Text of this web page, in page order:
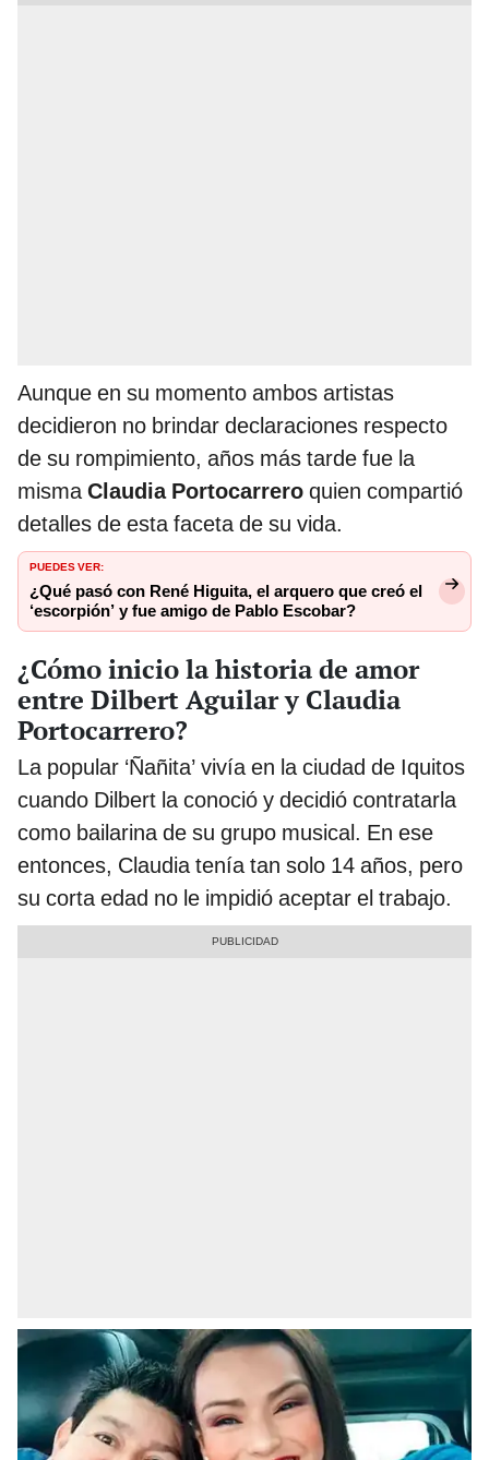
Aunque en su momento ambos artistas
decidieron no brindar declaraciones respecto
de su rompimiento, años más tarde fue la
mismaClaudia Portocarrero quien compartió
detalles de esta faceta de su vida.
PUEDES VER:
¿Qué pasó con René Higuita, el arquero que creó el
‘escorpión’ y fue amigo de Pablo Escobar?
¿Cómo inicio la historia de amor
entre Dilbert Aguilar y Claudia
Portocarrero?
La popular ‘Ñañita’ vivía en la ciudad de Iquitos
cuando Dilbert la conoció y decidió contratarla
como bailarina de su grupo musical. En ese
entonces, Claudia tenía tan solo 14 años, pero
su corta edad no le impidió aceptar el trabajo.